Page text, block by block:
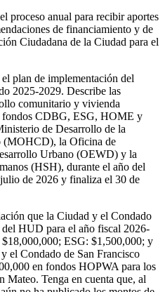
proceso anual para recibir aportes
de financiamiento y de
Ciudadana de la Ciudad para el
plan de implementación del
2025-2029. Describe las
comunitario y vivienda
fondos CDBG, ESG, HOME y
de Desarrollo de la
(MOHCD), la Oficina de
Urbano (OEWD) y la
(HSH), durante el año del
de 2026 y finaliza el 30 de
que la Ciudad y el Condado
del HUD para el año fiscal 2026-
ESG: $1,500,000; y
el Condado de San Francisco
en fondos HOPWA para los
Mateo. Tenga en cuenta que, al